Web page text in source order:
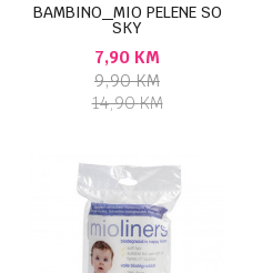
BAMBINO_MIO PELENE SO
SKY
7,90 KM
9,90KM
14,90KM